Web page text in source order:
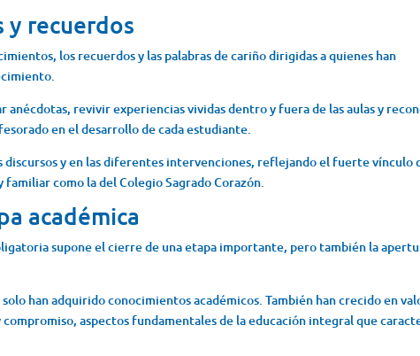
y recuerdos
los recuerdos y las palabras de cariño dirigidas a quienes han
revivir experiencias vividas dentro y fuera de las aulas y
en el desarrollo de cada estudiante.
discursos y en las diferentes intervenciones, reflejando el fuerte vínculo
como la del Colegio Sagrado Corazón.
académica
supone el cierre de una etapa importante, pero también la
han adquirido conocimientos académicos. También han crecido en
aspectos fundamentales de la educación integral que